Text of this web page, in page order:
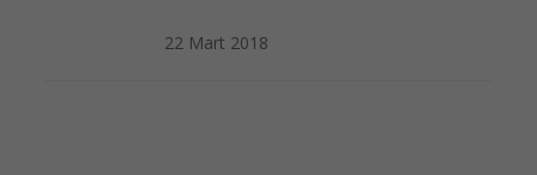
22 Mart 2018